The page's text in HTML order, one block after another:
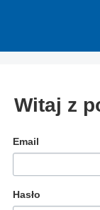
Witaj z
Email
Hasło